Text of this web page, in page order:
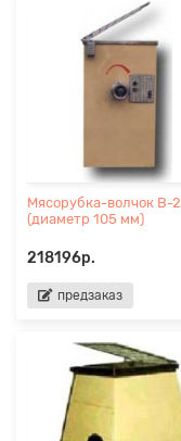
Мясорубка-волчок В-2
(диаметр 105 мм)
218196р.
предзаказ